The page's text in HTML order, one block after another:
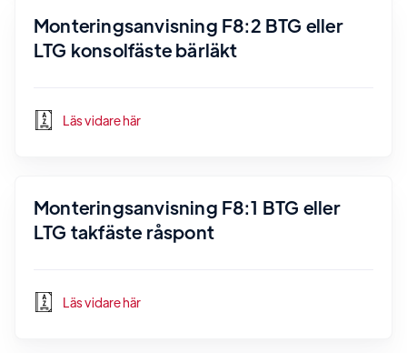
Monteringsanvisning F8:2 BTG eller
LTG konsolfäste bärläkt
Läs vidare här
Monteringsanvisning F8:1 BTG eller
LTG takfäste råspont
Läs vidare här